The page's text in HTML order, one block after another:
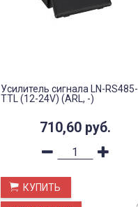
Усилитель сигнала LN-RS485-
TTL (12-24V) (ARL, -)
710,60 руб.
КУПИТЬ